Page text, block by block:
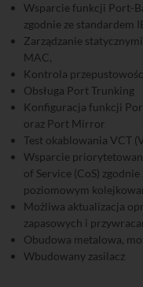
Wsparcie funkcji Port-
zgodnie ze standardem
Zarządzanie
MAC,
Kontrola
Obsługa Port Trunking
Konfiguracja funkcji
oraz Port Mirror
Test okablowania VCT
Wsparcie
of Service (CoS)
poziomowym
Możliwa aktualizacja
zapasowych i
Obudowa metalowa,
Wbudowany zasilacz